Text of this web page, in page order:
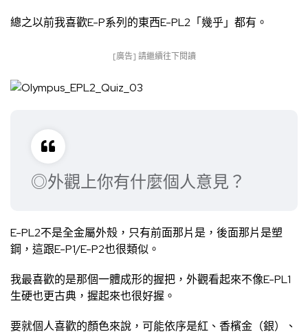
總之以前我喜歡E-P系列的東西E-PL2「幾乎」都有。
[廣告] 請繼續往下閱讀
◎外觀上你有什麼個人意見？
E-PL2不是全金屬外殼，只有前面那片是，後面那片是塑
鋼，這跟E-P1/E-P2也很類似。
我最喜歡的是那個一體成形的握把，外觀看起來不像E-PL1
生硬也更古典，握起來也很好握。
要就個人喜歡的顏色來說，可能依序是紅、香檳金（銀）、